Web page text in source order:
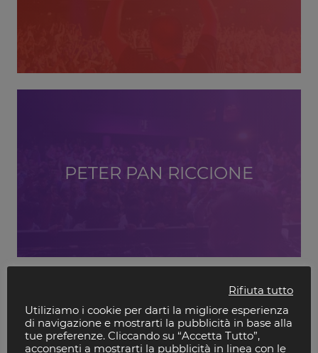
PETER PAN RICCIONE
Rifiuta tutto
Utiliziamo i cookie per darti la migliore esperienza
di navigazione e mostrarti la pubblicità in base alla
tue preferenze. Cliccando su “Accetta Tutto”,
acconsenti a mostrarti la pubblicità in linea con le